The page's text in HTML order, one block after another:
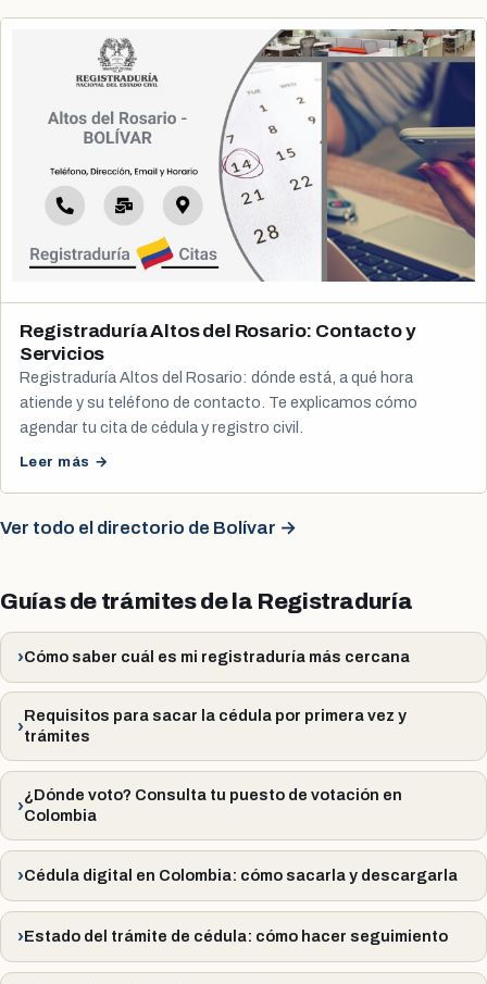
Registraduría Altos del Rosario: Contacto y
Servicios
Registraduría Altos del Rosario: dónde está, a qué hora
atiende y su teléfono de contacto. Te explicamos cómo
agendar tu cita de cédula y registro civil.
Leer más →
Ver todo el directorio de Bolívar →
Guías de trámites de la Registraduría
Cómo saber cuál es mi registraduría más cercana
Requisitos para sacar la cédula por primera vez y
trámites
¿Dónde voto? Consulta tu puesto de votación en
Colombia
Cédula digital en Colombia: cómo sacarla y descargarla
Estado del trámite de cédula: cómo hacer seguimiento